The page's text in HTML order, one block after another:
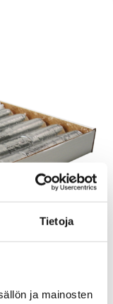
Tietoja
ja mainosten